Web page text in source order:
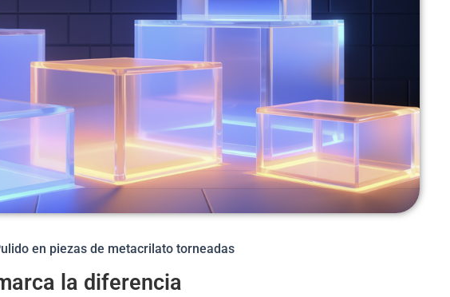
en piezas de metacrilato torneadas
la diferencia